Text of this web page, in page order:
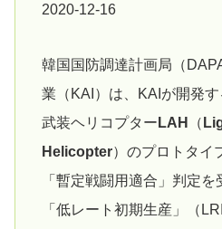
2020-12-16
韓国国防調達計画局（
業（KAI）は、KAIが開発
武装ヘリコプター LAH （
Helicopter）のプロトタイ
「暫定戦闘用適合」判定
「低レート初期生産」（